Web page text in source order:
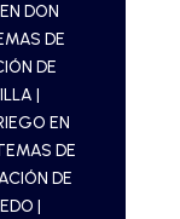
DON
DE
DE
|
EN
DE
DE
|